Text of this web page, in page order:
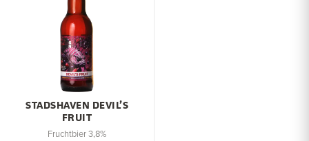
STADSHAVEN DEVIL’S
FRUIT
Fruchtbier 3,8%